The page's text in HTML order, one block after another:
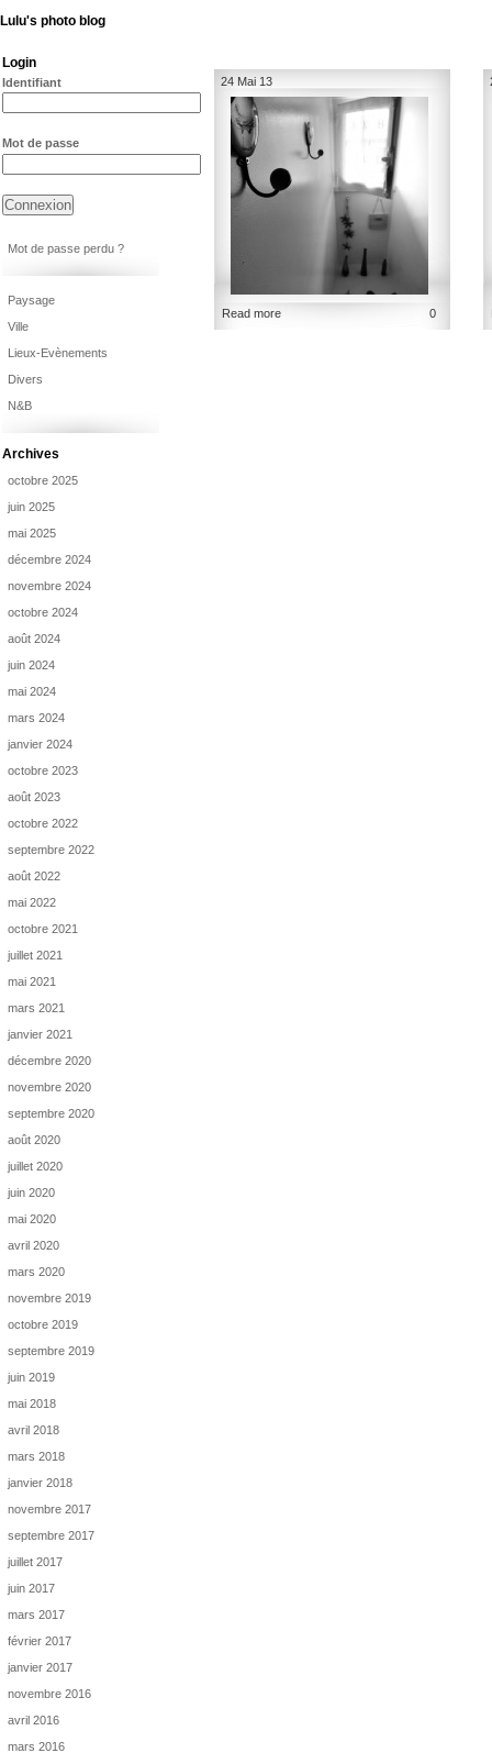
Lulu's photo blog
24 Mai 13
Read more 0
Login
Identifiant
Mot de passe
Mot de passe perdu ?
Paysage
Ville
Lieux-Evènements
Divers
N&B
Archives
octobre 2025
juin 2025
mai 2025
décembre 2024
novembre 2024
octobre 2024
août 2024
juin 2024
mai 2024
mars 2024
janvier 2024
octobre 2023
août 2023
octobre 2022
septembre 2022
août 2022
mai 2022
octobre 2021
juillet 2021
mai 2021
mars 2021
janvier 2021
décembre 2020
novembre 2020
septembre 2020
août 2020
juillet 2020
juin 2020
mai 2020
avril 2020
mars 2020
novembre 2019
octobre 2019
septembre 2019
juin 2019
mai 2018
avril 2018
mars 2018
janvier 2018
novembre 2017
septembre 2017
juillet 2017
juin 2017
mars 2017
février 2017
janvier 2017
novembre 2016
avril 2016
mars 2016